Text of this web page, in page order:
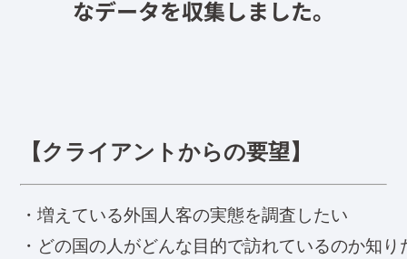
なデータを収集しました。
【クライアントからの要望】
・増えている外国人客の実態を調査したい
・どの国の人がどんな目的で訪れているのか知り